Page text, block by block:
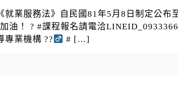
業服務法》自民國81年5月8日制定公布
油！ ? #課程報名請電洽
專業機構 ??‍
# […]